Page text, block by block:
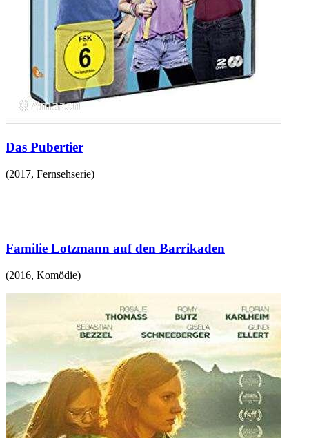
Das Pubertier
(2017, Fernsehserie)
Familie Lotzmann auf den Barrikaden
(2016, Komödie)